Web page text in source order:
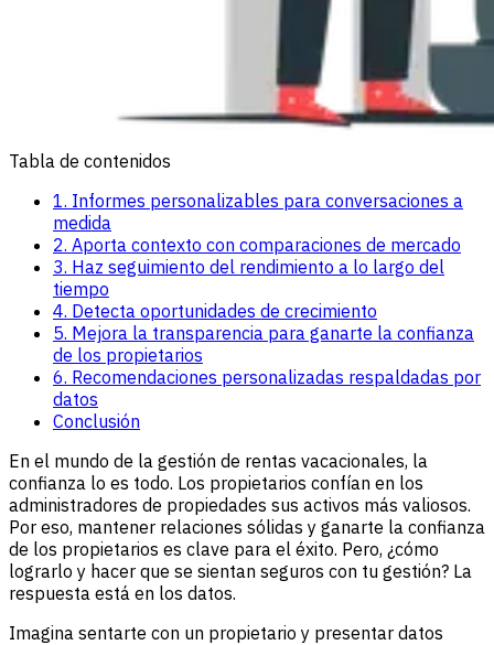
Tabla de contenidos
1. Informes personalizables para conversaciones a
medida
2. Aporta contexto con comparaciones de mercado
3. Haz seguimiento del rendimiento a lo largo del
tiempo
4. Detecta oportunidades de crecimiento
5. Mejora la transparencia para ganarte la confianza
de los propietarios
6. Recomendaciones personalizadas respaldadas por
datos
Conclusión
En el mundo de la gestión de rentas vacacionales, la
confianza lo es todo. Los propietarios confían en los
administradores de propiedades sus activos más valiosos.
Por eso, mantener relaciones sólidas y ganarte la confianza
de los propietarios es clave para el éxito. Pero, ¿cómo
lograrlo y hacer que se sientan seguros con tu gestión? La
respuesta está en los datos.
Imagina sentarte con un propietario y presentar datos